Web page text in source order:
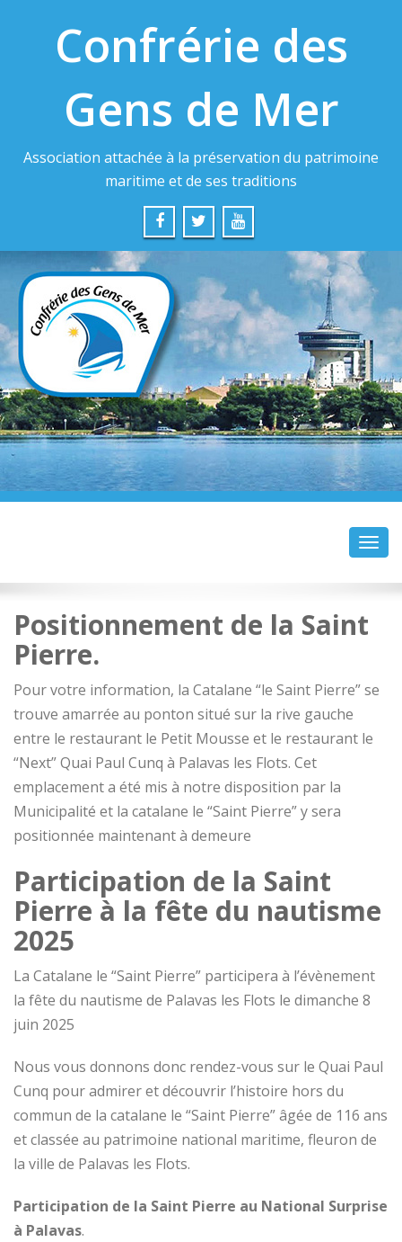
Confrérie des
Gens de Mer
Association attachée à la préservation du patrimoine
maritime et de ses traditions
Positionnement de la Saint
Pierre.
Pour votre information, la Catalane “le Saint Pierre” se
trouve amarrée au ponton situé sur la rive gauche
entre le restaurant le Petit Mousse et le restaurant le
“Next” Quai Paul Cunq à Palavas les Flots. Cet
emplacement a été mis à notre disposition par la
Municipalité et la catalane le “Saint Pierre” y sera
positionnée maintenant à demeure
Participation de la Saint
Pierre à la fête du nautisme
2025
La Catalane le “Saint Pierre” participera à l’évènement
la fête du nautisme de Palavas les Flots le dimanche 8
juin 2025
Nous vous donnons donc rendez-vous sur le Quai Paul
Cunq pour admirer et découvrir l’histoire hors du
commun de la catalane le “Saint Pierre” âgée de 116 ans
et classée au patrimoine national maritime, fleuron de
la ville de Palavas les Flots.
Participation de la Saint Pierre au National Surprise
à Palavas.